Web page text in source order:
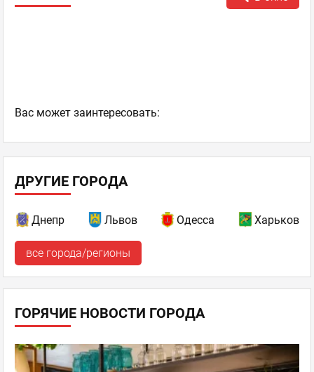
Ваc может заинтересовать:
ДРУГИЕ ГОРОДА
Днепр Львов Одесса Харьков
все города/регионы
ГОРЯЧИЕ НОВОСТИ ГОРОДА